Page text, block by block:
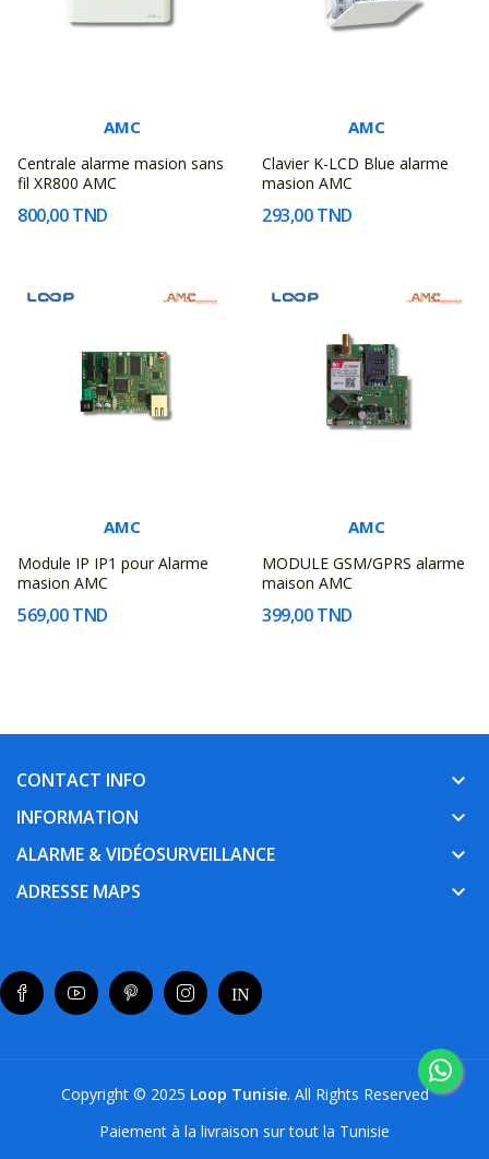
AMC
Centrale alarme masion sans
fil XR800 AMC
800,00 TND
AMC
Clavier K-LCD Blue alarme
masion AMC
293,00 TND
AMC
Module IP IP1 pour Alarme
masion AMC
569,00 TND
AMC
MODULE GSM/GPRS alarme
maison AMC
399,00 TND
CONTACT INFO keyboard_arrow_down
INFORMATION keyboard_arrow_down
ALARME & VIDÉOSURVEILLANCE keyboard_arrow_down
ADRESSE MAPS keyboard_arrow_down
Copyright © 2025 Loop Tunisie. All Rights Reserved
Paiement à la livraison sur tout la Tunisie